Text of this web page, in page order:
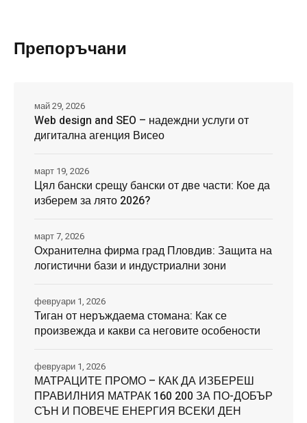
Препоръчани
Web design and SEO – надеждни услуги от
дигитална агенция Висео
май 29, 2026
Цял бански срещу бански от две части: Кое да
изберем за лято 2026?
март 19, 2026
Охранителна фирма град Пловдив: Защита на
логистични бази и индустриални зони
март 7, 2026
Тиган от неръждаема стомана: Как се
произвежда и какви са неговите особености
февруари 1, 2026
МАТРАЦИТЕ ПРОМО – КАК ДА ИЗБЕРЕШ
ПРАВИЛНИЯ МАТРАК 160 200 ЗА ПО-ДОБЪР
СЪН И ПОВЕЧЕ ЕНЕРГИЯ ВСЕКИ ДЕН
февруари 1, 2026